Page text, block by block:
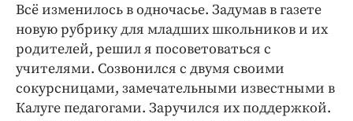
Всё изменилось в одночасье. Задумав в газете
новую рубрику для младших школьников и их
родителей, решил я посоветоваться с
учителями. Созвонился с двумя своими
сокурсницами, замечательными известными в
Калуге педагогами. Заручился их поддержкой.